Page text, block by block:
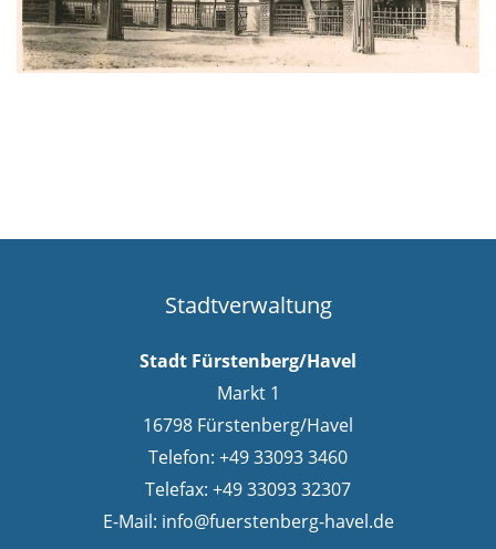
Stadtverwaltung
Stadt Fürstenberg/Havel
Markt 1
16798 Fürstenberg/Havel
Telefon: +49 33093 3460
Telefax: +49 33093 32307
E-Mail: info@fuerstenberg-havel.de